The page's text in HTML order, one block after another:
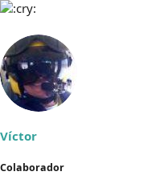
Víctor
Colaborador